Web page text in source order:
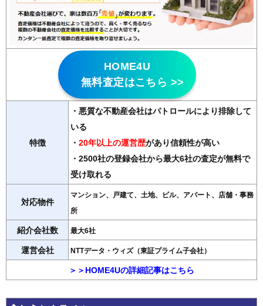
HOME4U
無料査定はこちら >>
特徴
・悪質な不動産会社はパトロールにより排除して
いる
・ 20年以上の運営歴があり信頼性が高い
・2500社の登録会社から最大6社の査定が無料で
受け取れる
対応物件
マンション、戸建て、土地、ビル、アパート、店舗・事務
所
紹介会社数 最大6社
運営会社 NTTデータ・ウィズ（東証プライム子会社）
＞＞HOME4Uの詳細記事はこちら